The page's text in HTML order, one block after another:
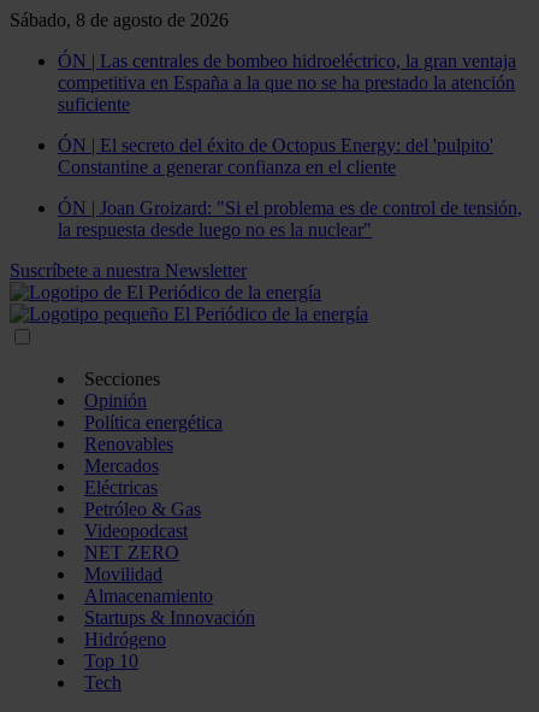
Sábado, 8 de agosto de 2026
ÓN | Las centrales de bombeo hidroeléctrico, la gran ventaja
competitiva en España a la que no se ha prestado la atención
suficiente
ÓN | El secreto del éxito de Octopus Energy: del 'pulpito'
Constantine a generar confianza en el cliente
ÓN | Joan Groizard: "Si el problema es de control de tensión,
la respuesta desde luego no es la nuclear"
Suscríbete a nuestra Newsletter
Secciones
Opinión
Política energética
Renovables
Mercados
Eléctricas
Petróleo & Gas
Videopodcast
NET ZERO
Movilidad
Almacenamiento
Startups & Innovación
Hidrógeno
Top 10
Tech